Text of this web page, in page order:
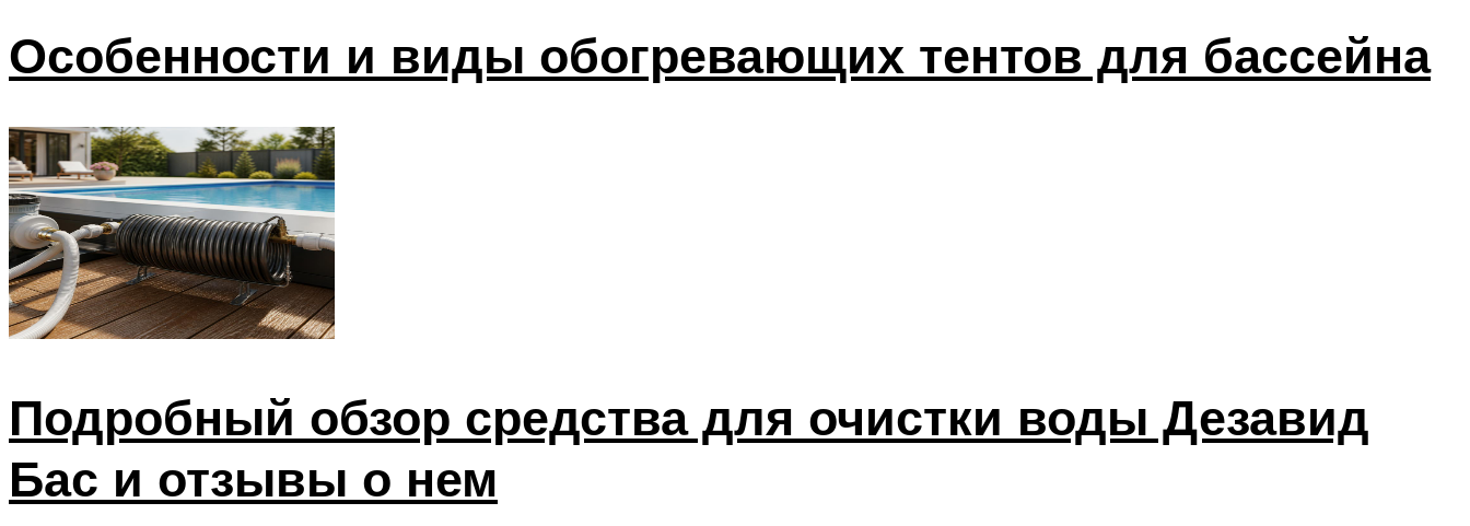
Особенности и виды обогревающих тентов для бассейна
Подробный обзор средства для очистки воды Дезавид
Бас и отзывы о нем